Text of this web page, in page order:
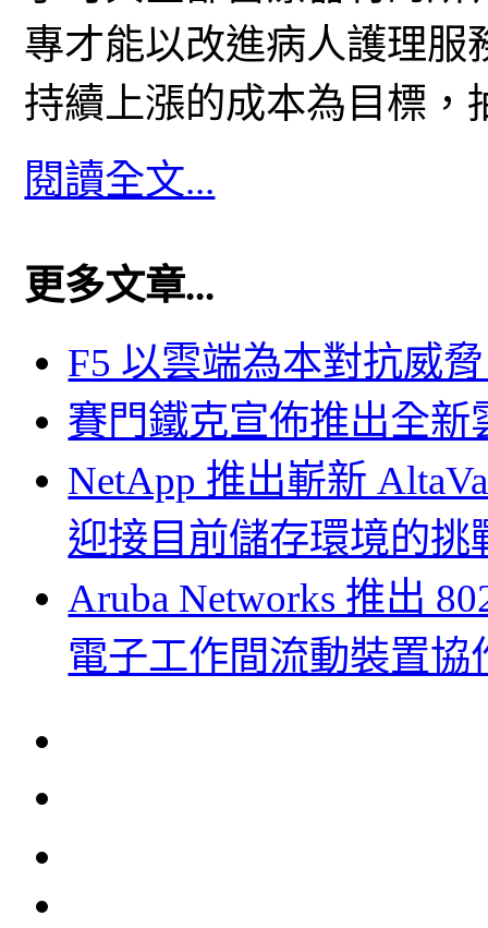
專才能以改進病人護理服
持續上漲的成本為目標，
閱讀全文...
更多文章...
F5 以雲端為本對抗威
賽門鐵克宣佈推出全新
NetApp 推出嶄新
迎接目前儲存環境的挑
Aruba Networks 推出
電子工作間流動裝置協